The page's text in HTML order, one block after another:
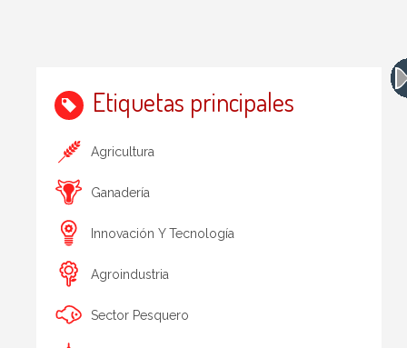
Etiquetas principales
Agricultura
Ganadería
Innovación Y Tecnología
Agroindustria
Sector Pesquero